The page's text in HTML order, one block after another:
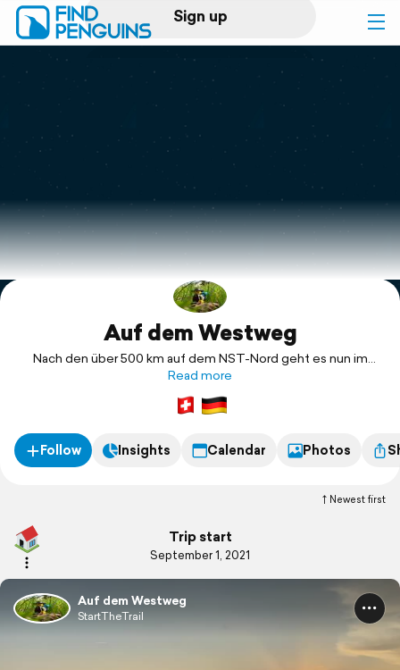
Sign up
Log in
Print a book
Flyover video
Explore
SupportAuf dem Westweg
Nach den über 500 km auf dem NST-Nord geht es nun im
Süden der Republik weiter: Im September 2021 möchte ich
den Schwarzwald auf dem Westweg durchqueren…
Read more
Follow Insights Calendar Photos
Newest first
Trip start
September 1, 2021
Auf dem Westweg
StartTheTrail